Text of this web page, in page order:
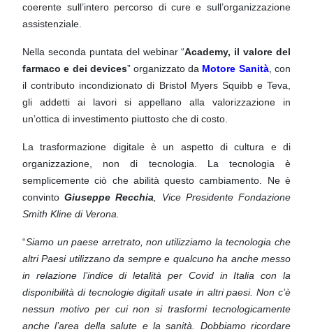
coerente sull’intero percorso di cure e sull’organizzazione
assistenziale.
Nella seconda puntata del webinar “Academy, il valore del
farmaco e dei devices” organizzato da Motore Sanità, con
il contributo incondizionato di Bristol Myers Squibb e Teva,
gli addetti ai lavori siappellano alla valorizzazione in
un’ottica di investimento piuttosto che di costo.
La trasformazione digitale è un aspetto di cultura e di
organizzazione, non di tecnologia. La tecnologia è
semplicemente ciò che abilità questo cambiamento. Ne è
convintoGiuseppe Recchia , Vice Presidente Fondazione
Smith Kline di Verona.
“Siamo un paese arretrato, non utilizziamo la tecnologia che
altri Paesi utilizzano da sempre e qualcunoha anche messo
in relazione l’indice di letalità per Covid in Italia con la
disponibilità di tecnologie digitaliusate in altri paesi. Non c’è
nessun motivo per cui non si trasformi tecnologicamente
anche l’area dellasalute e la sanità. Dobbiamo ricordare